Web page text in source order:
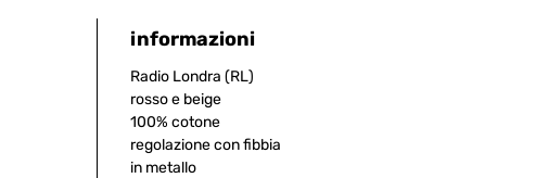
informazioni
Radio Londra (RL)
rosso e beige
100% cotone
regolazione con fibbia
in metallo